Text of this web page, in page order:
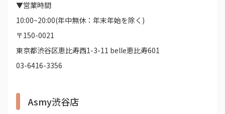
▼営業時間
10:00~20:00(年中無休：年末年始を除く)
〒150-0021
東京都渋谷区恵比寿西1-3-11 belle恵比寿601
03-6416-3356
Asmy渋谷店